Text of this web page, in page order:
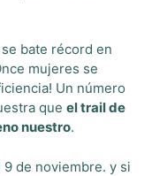
bate récord en
mujeres se
Un número
que el trail de
nuestro.
de noviembre. y si